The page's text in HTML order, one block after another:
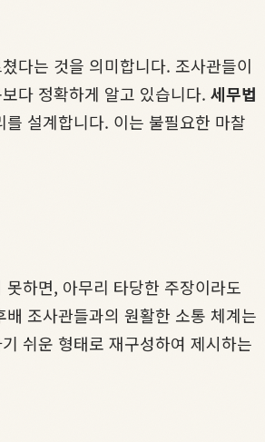
다는 것을 의미합니다. 조사관들이
다 정확하게 알고 있습니다. 세무법
설계합니다. 이는 불필요한 마찰
하면, 아무리 타당한 주장이라도
조사관들과의 원활한 소통 체계는
쉬운 형태로 재구성하여 제시하는